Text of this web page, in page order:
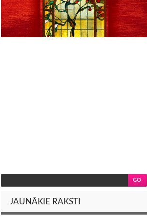
JAUNĀKIE RAKSTI